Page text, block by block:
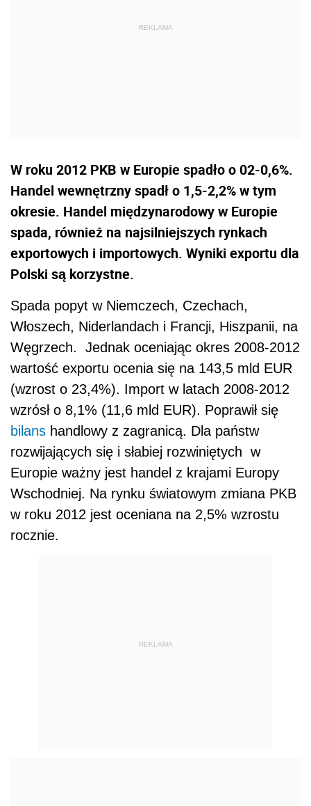
W roku 2012 PKB w Europie spadło o 02-0,6%.
Handel wewnętrzny spadł o 1,5-2,2% w tym
okresie. Handel międzynarodowy w Europie
spada, również na najsilniejszych rynkach
exportowych i importowych. Wyniki exportu dla
Polski są korzystne.
Spada popyt w Niemczech, Czechach,
Włoszech, Niderlandach i Francji, Hiszpanii, na
Węgrzech. Jednak oceniając okres 2008-2012
wartość exportu ocenia się na 143,5 mld EUR
(wzrost o 23,4%). Import w latach 2008-2012
wzrósł o 8,1% (11,6 mld EUR). Poprawił się
bilans handlowy z zagranicą. Dla państw
rozwijających się i słabiej rozwiniętych w
Europie ważny jest handel z krajami Europy
Wschodniej. Na rynku światowym zmiana PKB
w roku 2012 jest oceniana na 2,5% wzrostu
rocznie.
REKLAMA